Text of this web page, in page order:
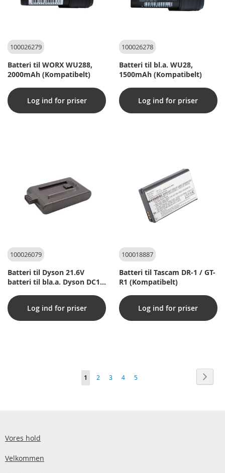
100026279
Batteri til WORX WU288,
2000mAh (Kompatibelt)
Log ind for priser
100026278
Batteri til bl.a. WU28,
1500mAh (Kompatibelt)
Log ind for priser
100026079
Batteri til Dyson 21.6V
batteri til bla.a. Dyson DC16
Log ind for priser
100018887
Batteri til Tascam DR-1 / GT-
R1 (Kompatibelt)
Log ind for priser
Du
1 Side
2 Side
3 Side
4 Side
5
Vores hold
Velkommen